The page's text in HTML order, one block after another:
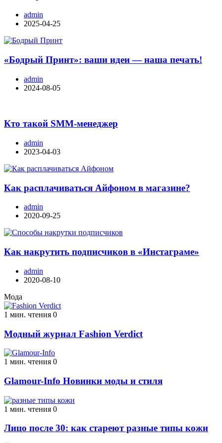
admin
2025-04-25
«Бодрый Принт»: ваши идеи — наша печать!
admin
2024-08-05
Кто такой SMM-менеджер
admin
2023-04-03
Как расплачиваться Айфоном в магазине?
admin
2020-09-25
Как накрутить подписчиков в «Инстаграме»
admin
2020-08-10
Мода
1 мин. чтения 0
Модный журнал Fashion Verdict
1 мин. чтения 0
Glamour-Info Новинки моды и стиля
1 мин. чтения 0
Лицо после 30: как стареют разные типы кожи